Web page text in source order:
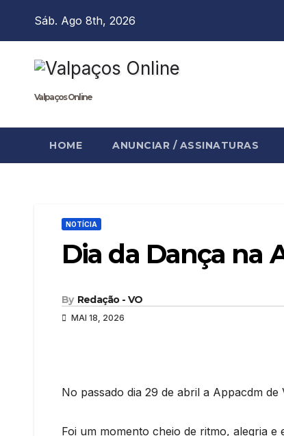
Sáb. Ago 8th, 2026
Valpaços Online
HOME ANUNCIAR / ASSINATURAS
NOTÍCIA
Dia da Dança na
By Redação - VO
MAI 18, 2026
No passado dia 29 de abril a Appacdm
Foi um momento cheio de ritmo, alegria